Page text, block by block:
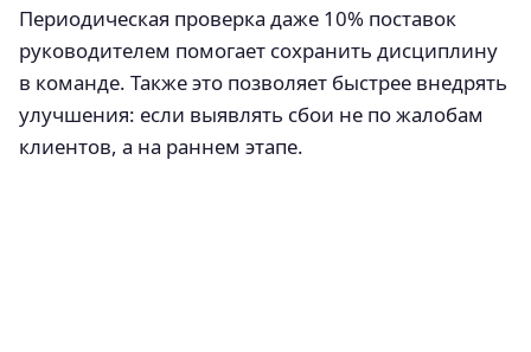
Периодическая проверка даже 10% поставок
руководителем помогает сохранить дисциплину
в команде. Также это позволяет быстрее внедрять
улучшения: если выявлять сбои не по жалобам
клиентов, а на раннем этапе.